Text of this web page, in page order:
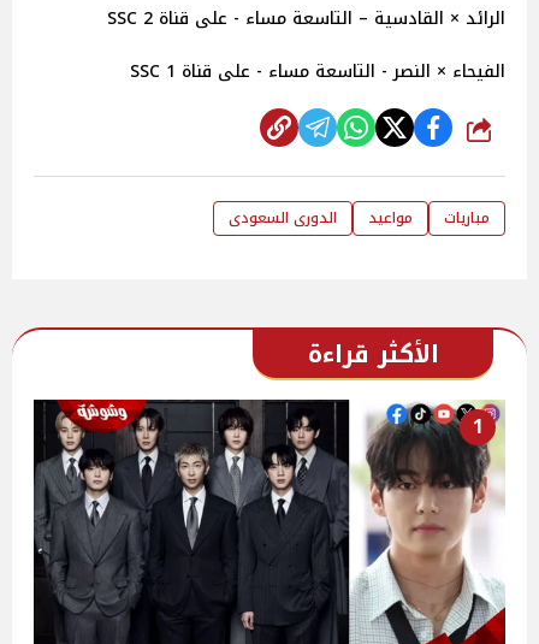
الرائد × القادسية – التاسعة مساء - على قناة SSC 2
الفيحاء × النصر - التاسعة مساء - على قناة SSC 1
شارك
مباريات مواعيد الدورى السعودى
الأكثر قراءة
1